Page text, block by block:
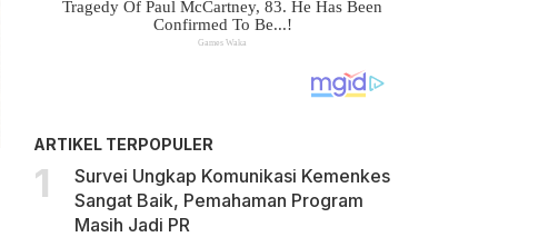
ARTIKEL TERPOPULER
Survei Ungkap Komunikasi Kemenkes
Sangat Baik, Pemahaman Program
Masih Jadi PR